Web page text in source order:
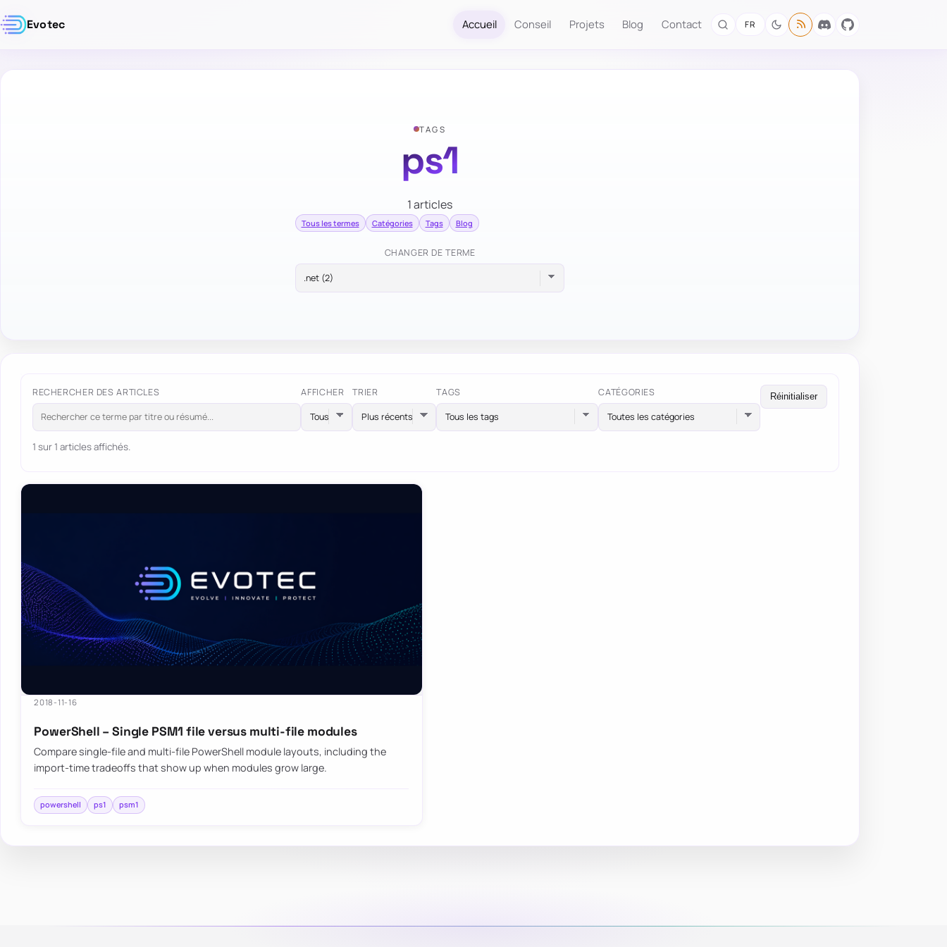
Evotec Accueil Conseil Projets Blog Contact FR
TAGS
ps1
1 articles
Tous les termes Catégories Tags Blog
CHANGER DE TERME
RECHERCHER DES ARTICLES AFFICHER TRIER TAGS
Tous les tags
CATÉGORIES
Toutes les catégories
Réinitialiser
1 sur 1 articles affichés.
2018-11-16
PowerShell – Single PSM1 file versus multi-file modules
Compare single-file and multi-file PowerShell module layouts, including the
import-time tradeoffs that show up when modules grow large.
powershell ps1 psm1